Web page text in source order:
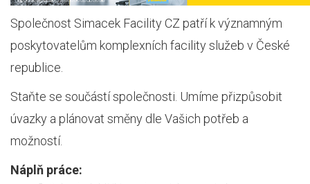
Společnost Simacek Facility CZ patří k významným
poskytovatelům komplexních facility služeb v České
republice.
Staňte se součástí společnosti. Umíme přizpůsobit
úvazky a plánovat směny dle Vašich potřeb a
možností.
Náplň práce: